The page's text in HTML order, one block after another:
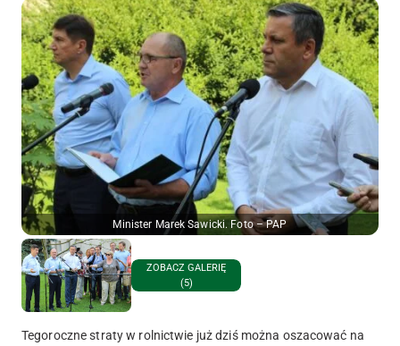
Minister Marek Sawicki. Foto – PAP
ZOBACZ GALERIĘ
(5)
Tegoroczne straty w rolnictwie już dziś można oszacować na